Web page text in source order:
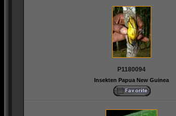
P1180094
Insekten Papua New Guinea